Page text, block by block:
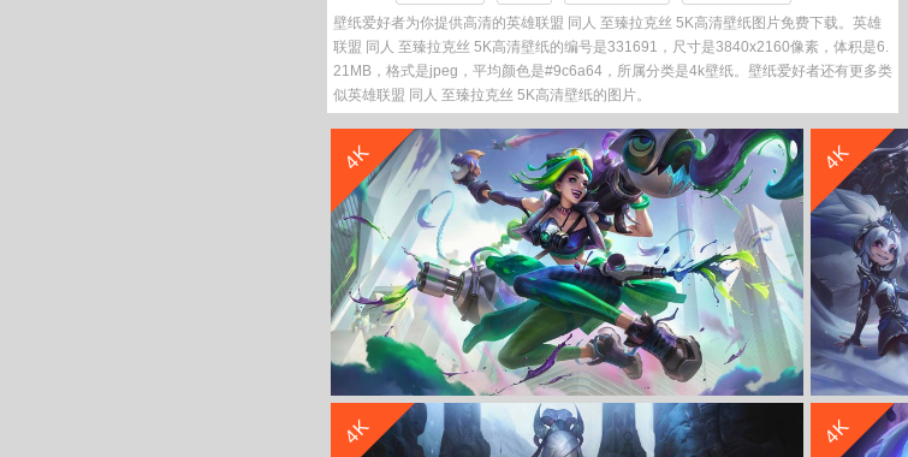
壁纸爱好者为你提供高清的英雄联盟 同人 至臻拉克丝 5K高清壁纸图片免费下载。英雄
联盟 同人 至臻拉克丝 5K高清壁纸的编号是331691，尺寸是3840x2160像素，体积是6.
21MB，格式是jpeg，平均颜色是#9c6a64，所属分类是4k壁纸。壁纸爱好者还有更多类
似英雄联盟 同人 至臻拉克丝 5K高清壁纸的图片。
4K
英雄联盟 涂鸦小队金克丝 4K高清壁纸
收 藏
4K
英
4K
立 即 下 载
收 藏
4K